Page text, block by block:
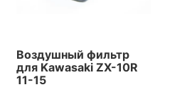
Воздушный фильтр
для Kawasaki ZX-10R
11-15